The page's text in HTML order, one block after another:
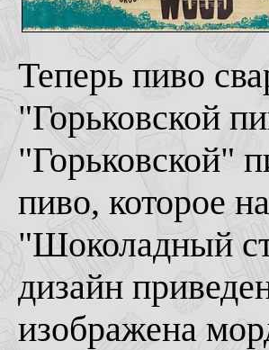
Теперь пиво
"Горьковской
"Горьковской"
пиво, которое
"Шоколадный
дизайн
изображена